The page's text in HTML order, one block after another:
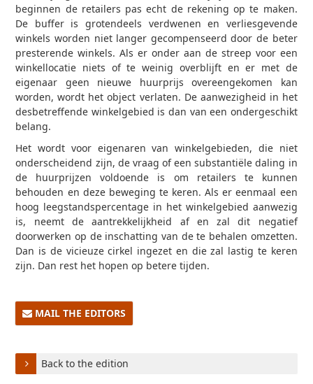
beginnen de retailers pas echt de rekening op te maken.
De buffer is grotendeels verdwenen en verliesgevende
winkels worden niet langer gecompenseerd door de beter
presterende winkels. Als er onder aan de streep voor een
winkellocatie niets of te weinig overblijft en er met de
eigenaar geen nieuwe huurprijs overeengekomen kan
worden, wordt het object verlaten. De aanwezigheid in het
desbetreffende winkelgebied is dan van een ondergeschikt
belang.
Het wordt voor eigenaren van winkelgebieden, die niet
onderscheidend zijn, de vraag of een substantiële daling in
de huurprijzen voldoende is om retailers te kunnen
behouden en deze beweging te keren. Als er eenmaal een
hoog leegstandspercentage in het winkelgebied aanwezig
is, neemt de aantrekkelijkheid af en zal dit negatief
doorwerken op de inschatting van de te behalen omzetten.
Dan is de vicieuze cirkel ingezet en die zal lastig te keren
zijn. Dan rest het hopen op betere tijden.
MAIL THE EDITORS
Back to the edition